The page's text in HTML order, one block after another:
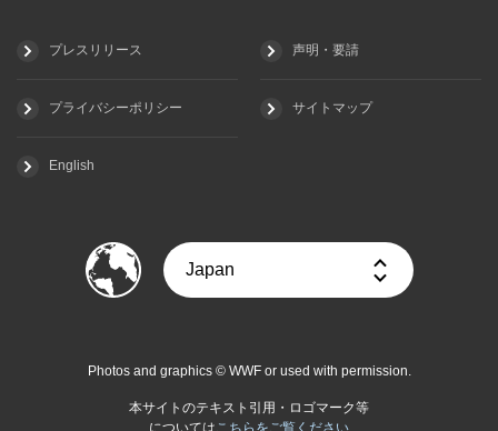
プレスリリース 声明・要請
プライバシーポリシー サイトマップ
English
Photos and graphics © WWF or used with permission.
本サイトのテキスト引用・ロゴマーク等
については こちらをご覧ください